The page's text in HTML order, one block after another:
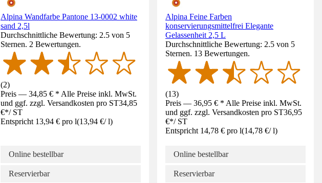
Alpina Wandfarbe Pantone 13-0002 white
sand 2,5l
Durchschnittliche Bewertung: 2.5 von 5
Sternen. 2 Bewertungen.
(2)
Preis — 34,85 € * Alle Preise inkl. MwSt.
und ggf. zzgl. Versandkosten pro ST34,85
€*/ ST
Entspricht 13,94 € pro l(13,94 €/ l)
Online bestellbar
Reservierbar
Alpina Feine Farben
konservierungsmittelfrei Elegante
Gelassenheit 2,5 L
Durchschnittliche Bewertung: 2.5 von 5
Sternen. 13 Bewertungen.
(13)
Preis — 36,95 € * Alle Preise inkl. MwSt.
und ggf. zzgl. Versandkosten pro ST36,95
€*/ ST
Entspricht 14,78 € pro l(14,78 €/ l)
Online bestellbar
Reservierbar